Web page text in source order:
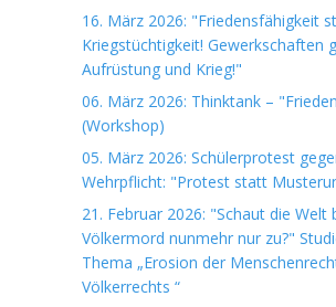
16. März 2026: "Friedensfähigkeit
Kriegstüchtigkeit! Gewerkschaften
Aufrüstung und Krieg!"
06. März 2026: Thinktank –
(Workshop)
05. März 2026: Schülerprotest
Wehrpflicht: "Protest statt
21. Februar 2026: "Schaut die Welt
Völkermord nunmehr nur zu?"
Thema „Erosion der
Völkerrechts “